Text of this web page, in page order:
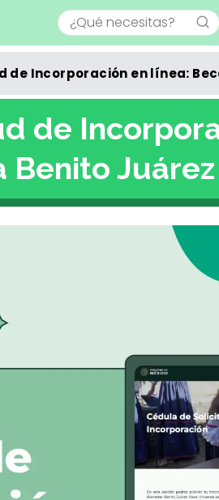
de Incorporación en línea:
de
Benito Juárez